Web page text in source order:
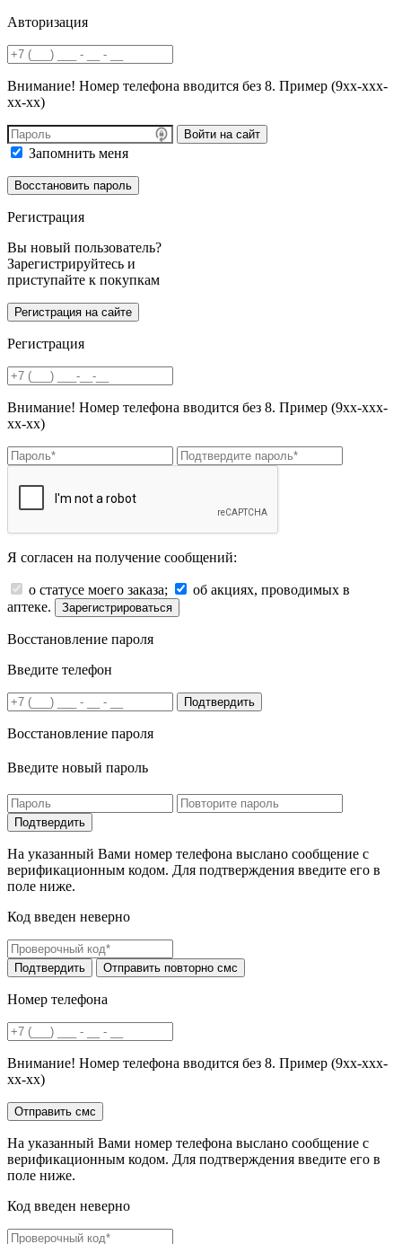
Авторизация
Внимание! Номер телефона вводится без 8. Пример (9хх-ххх-
хх-хх)
Войти на сайт
Запомнить меня
Регистрация
Вы новый пользователь?
Зарегистрируйтесь и
приступайте к покупкам
Регистрация
Внимание! Номер телефона вводится без 8. Пример (9хх-ххх-
хх-хх)
Я согласен на получение сообщений:
о статусе моего заказа;
об акциях, проводимых в
аптеке.
Зарегистрироваться
Восстановление пароля
Введите телефон
Подтвердить
Восстановление пароля
Введите новый пароль
На указанный Вами номер телефона выслано сообщение с
верификационным кодом. Для подтверждения введите его в
поле ниже.
Код введен неверно
Номер телефона
Внимание! Номер телефона вводится без 8. Пример (9хх-ххх-
хх-хх)
На указанный Вами номер телефона выслано сообщение с
верификационным кодом. Для подтверждения введите его в
поле ниже.
Код введен неверно